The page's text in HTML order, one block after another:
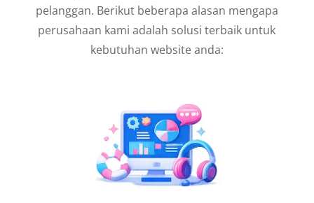
pelanggan. Berikut beberapa alasan mengapa
perusahaan kami adalah solusi terbaik untuk
kebutuhan website anda: